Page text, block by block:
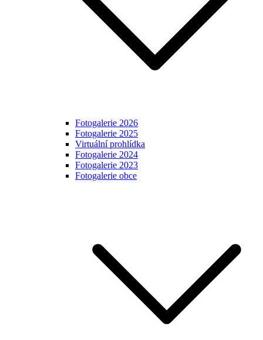
Fotogalerie 2026
Fotogalerie 2025
Virtuální prohlídka
Fotogalerie 2024
Fotogalerie 2023
Fotogalerie obce